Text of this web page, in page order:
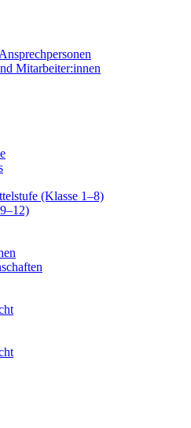
Mitarbeiter:innen
(Klasse 1–8)